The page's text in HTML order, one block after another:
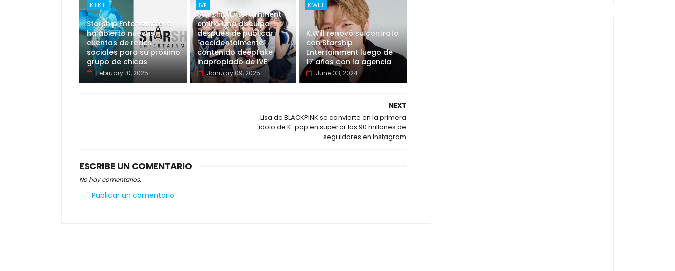
KIIIKIII
Starship Entertainment
ha abierto nuevas
cuentas de redes
sociales para su próximo
grupo de chicas
February 10, 2025
IVE
Starship Entertainment
emitió una disculpa
después de publicar
"accidentalmente"
contenido deepfake
inapropiado de IVE
January 09, 2025
K.WILL
K.Will renovó su contrato
con Starship
Entertainment luego de
17 años con la agencia
June 03, 2024
NEXT
Lisa de BLACKPINK se convierte en la primera
ídolo de K-pop en superar los 90 millones de
seguidores en Instagram
ESCRIBE UN COMENTARIO
No hay comentarios.
Publicar un comentario